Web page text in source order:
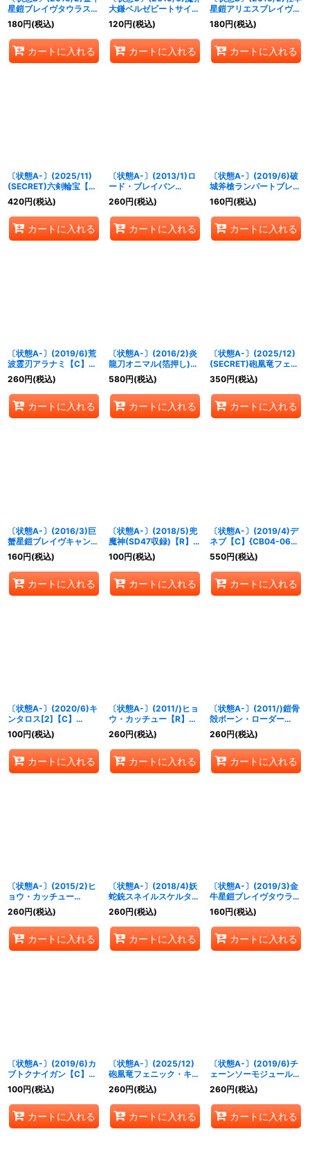
星鎧ブレイヴタウラス
【X】{CP14-X10}
《赤》
180円(税込)
カートに入れる
大鎌ベルゼビートサイズ
【LM】{LM19-02}
《紫》
120円(税込)
カートに入れる
星鎧アリエスブレイヴ
【M】{BS27-065}
《緑》
180円(税込)
カートに入れる
〔状態A-〕(2025/11)
(SECRET)六剣輪宝【C-
SEC】{SD69-005}
《赤》
420円(税込)
カートに入れる
〔状態A-〕(2013/1)ロ
ード・ブレイバン
(BSC15収録)【P】
{P069}《多》
260円(税込)
カートに入れる
〔状態A-〕(2019/6)破
城斧槍ランパートブレイ
カー【M】{BS49-082}
《緑》
160円(税込)
カートに入れる
〔状態A-〕(2019/6)荒
波霊刃アラナミ【C】
{BS49-085}《青》
260円(税込)
カートに入れる
〔状態A-〕(2016/2)炎
龍刀オニマル(箔押し)
【R】{BS32-056}
《赤》
580円(税込)
カートに入れる
〔状態A-〕(2025/12)
(SECRET)砲凰竜フェニ
ック・キャノンLT【M-
SEC】{BSC49-055}
《赤》
350円(税込)
カートに入れる
〔状態A-〕(2016/3)巨
蟹星鎧ブレイヴキャンサ
ー(Mレア仕様/BSC27収
録)【X】{BS26-X07}
《緑》
160円(税込)
カートに入れる
〔状態A-〕(2018/5)兜
魔神(SD47収録)【R】
{BS37-074}《緑》
100円(税込)
カートに入れる
〔状態A-〕(2019/4)デ
ネブ【C】{CB04-063}
《白》
550円(税込)
カートに入れる
〔状態A-〕(2020/6)キ
ンタロス[2]【C】
{CB12-027}《白》
100円(税込)
カートに入れる
〔状態A-〕(2011/)ヒョ
ウ・カッチュー【R】
{BS13-054}《緑》
260円(税込)
カートに入れる
〔状態A-〕(2011/)鎧骨
殻ボーン・ローダー
【C】{BS12-051}
《紫》
260円(税込)
カートに入れる
〔状態A-〕(2015/2)ヒ
ョウ・カッチュー
(BSC21収録)【R】
{BS13-054}《緑》
260円(税込)
カートに入れる
〔状態A-〕(2018/4)妖
蛇銃スネイルスケルター
【R】{BS43-075}
《紫》
260円(税込)
カートに入れる
〔状態A-〕(2019/3)金
牛星鎧ブレイヴタウラス
(タバック加工/光導デッ
キCB収録)【X】{CP14-
X10}《赤》
160円(税込)
カートに入れる
〔状態A-〕(2019/6)カ
ブトクナイガン【C】
{CB10-066}《赤》
100円(税込)
カートに入れる
〔状態A-〕(2025/12)
砲凰竜フェニック・キャ
ノンLT【M】{BSC49-
055}《赤》
260円(税込)
カートに入れる
〔状態A-〕(2019/6)チ
ェーンソーモジュール
【R】{CB10-069}
《白》
260円(税込)
カートに入れる